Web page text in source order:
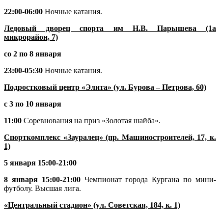
22:00-06:00 Ночные катания.
Ледовый дворец спорта им Н.В. Парышева (1а
микрорайон, 7)
со 2 по 8 января
23:00-05:30 Ночные катания.
Подростковый центр «Элита» (ул. Бурова – Петрова, 60)
с 3 по 10 января
11:00 Соревнования на приз «Золотая шайба».
Спорткомплекс «Зауралец» (пр. Машиностроителей, 17, к.
1)
5 января 15:00-21:00
8 января 15:00-21:00 Чемпионат города Кургана по мини-
футболу. Высшая лига.
«Центральный стадион» (ул. Советская, 184, к. 1)